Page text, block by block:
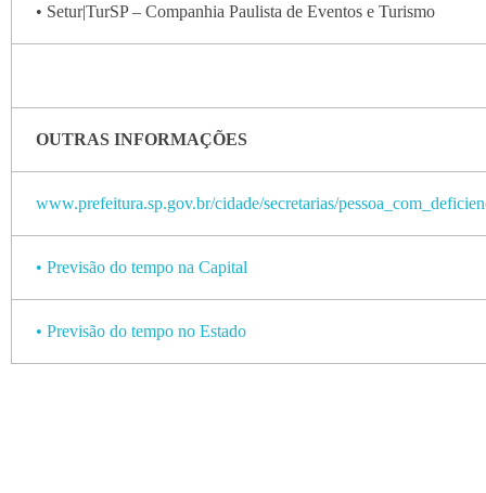
• Setur|TurSP – Companhia Paulista de Eventos e Turismo
OUTRAS INFORMAÇÕES
www.prefeitura.sp.gov.br/cidade/secretarias/
• Previsão do tempo na Capital
• Previsão do tempo no Estado